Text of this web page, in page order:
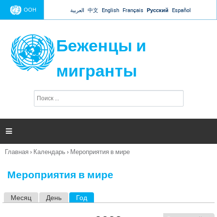
Jump to navigation
ООН العربية 中文 English Français Русский Español
Беженцы и
мигранты
п
и

Вы
Главная › Календарь › Мероприятия в мире
Мероприятия в мире
Месяц День Год